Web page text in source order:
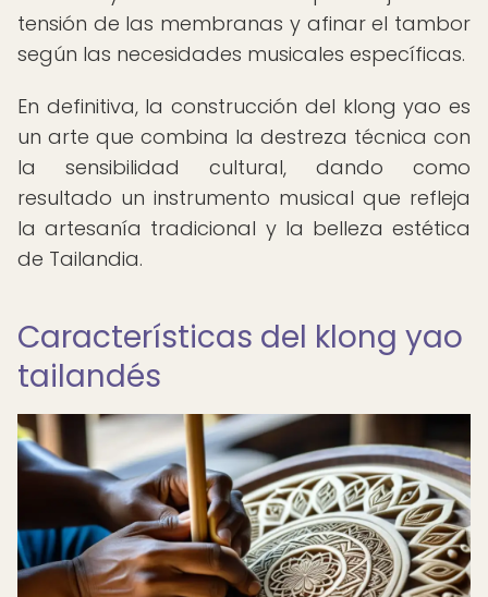
tensión de las membranas y afinar el tambor
según las necesidades musicales específicas.
En definitiva, la construcción del klong yao es
un arte que combina la destreza técnica con
la sensibilidad cultural, dando como
resultado un instrumento musical que refleja
la artesanía tradicional y la belleza estética
de Tailandia.
Características del klong yao
tailandés